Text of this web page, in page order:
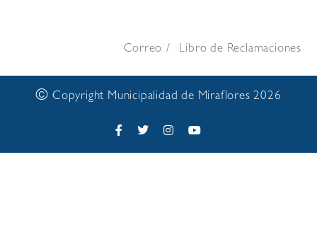
Correo Libro de Reclamaciones
© Copyright Municipalidad de Miraflores 2026